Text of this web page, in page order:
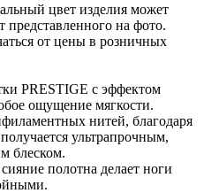
цвет изделия может
представленного на фото.
от цены в розничных
PRESTIGE с эффектом
ощущение мягкости.
нитей, благодаря
ультрапрочным,
блеском.
полотна делает ноги